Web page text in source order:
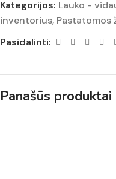
Kategorijos: Lauko -
inventorius, Pastatomos
Pasidalinti:
Panašūs produktai